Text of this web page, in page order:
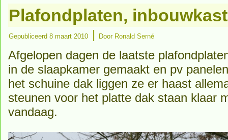
Plafondplaten,
Gepubliceerd 8 maart 2010 | Door Ronald Serné
Afgelopen dagen de laatste
in de slaapkamer gemaakt en pv
het schuine dak liggen ze er haast
steunen voor het platte dak staan klaar
vandaag.